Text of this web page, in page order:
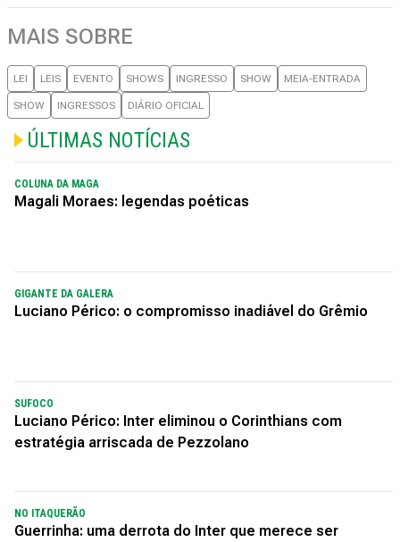
MAIS SOBRE
LEI LEIS EVENTO SHOWS INGRESSO SHOW MEIA-ENTRADA
SHOW INGRESSOS DIÁRIO OFICIAL
ÚLTIMAS NOTÍCIAS
COLUNA DA MAGA
Magali Moraes: legendas poéticas
GIGANTE DA GALERA
Luciano Périco: o compromisso inadiável do Grêmio
SUFOCO
Luciano Périco: Inter eliminou o Corinthians com
estratégia arriscada de Pezzolano
NO ITAQUERÃO
Guerrinha: uma derrota do Inter que merece ser